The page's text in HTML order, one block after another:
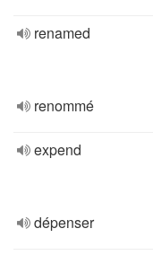
renamed
renommé
expend
dépenser